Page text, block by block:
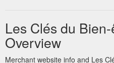
Les Clés du
Overview
Merchant website info and Les